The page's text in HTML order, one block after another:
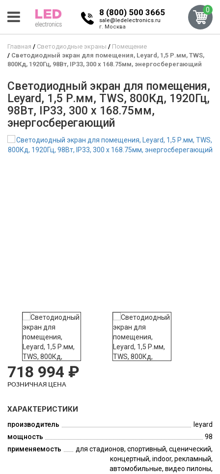
8 (800) 500 3665
sale@ledelectronics.ru
г. Москва
0
Главная Светодиодные экраны
Помещение
Светодиодный экран для помещения, Leyard, 1,5 Р.мм, TWS,
800Кд, 1920Гц, 98Вт, IP33, 300 x 168.75мм, энергосберегающий
Светодиодный экран для помещения,
Leyard, 1,5 Р.мм, TWS, 800Кд, 1920Гц,
98Вт, IP33, 300 x 168.75мм,
энергосберегающий
718 994 ₽
РОЗНИЧНАЯ ЦЕНА
ХАРАКТЕРИСТИКИ
производитель
leyard
мощность
98
применяемость
для стадионов, спортивный, сценический,
концертный, indoor, рекламный,
автомобильные, видео пилоны,